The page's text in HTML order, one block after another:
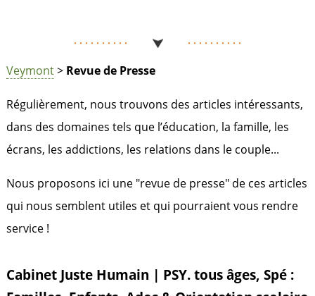
Veymont> Revue de Presse
Régulièrement, nous trouvons des articles intéressants,
dans des domaines tels que l’éducation, la famille, les
écrans, les addictions, les relations dans le couple...
Nous proposons ici une "revue de presse" de ces articles
qui nous semblent utiles et qui pourraient vous rendre
service !
Cabinet Juste Humain | PSY. tous âges, Spé :